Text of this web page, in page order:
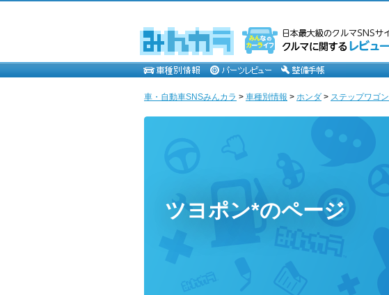
車・自動車SNSみんカラ > 車種別情報 > ホンダ > ステップワゴ
ツヨポン*のページ